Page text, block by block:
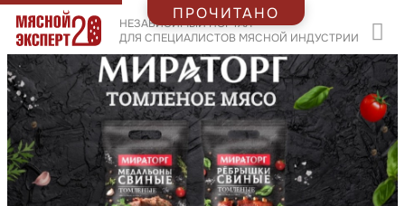
НЕЗАВИСИМЫЙ ПОРТАЛ
ДЛЯ СПЕЦИАЛИСТОВ МЯСНОЙ ИНДУСТРИИ
ПРОЧИТАНО